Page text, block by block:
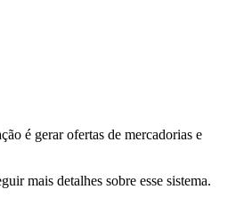
é gerar ofertas de mercadorias e
mais detalhes sobre esse sistema.